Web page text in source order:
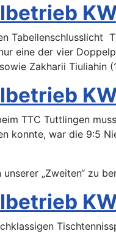
Tabellenschlusslicht
eine der vier
Zakharii Tiuliahin
TTC Tuttlingen
konnte, war die 9:5
„Zweiten“ zu